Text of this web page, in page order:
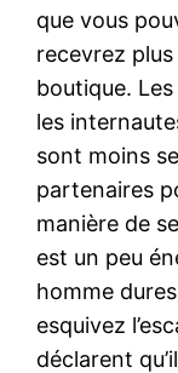
que vous
recevrez
boutique.
les
sont moins
partenaires
manière de
est un peu
homme
esquivez
déclarent